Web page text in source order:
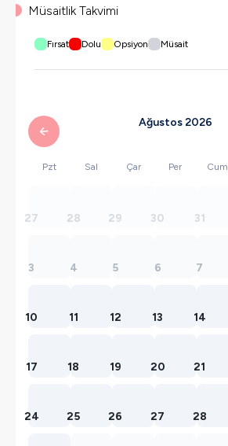
Müsaitlik Takvimi
Fırsat Dolu Opsiyon Müsait
Ağustos 2026
Pzt Sal Çar Per Cum
27 28 29 30 31
3 4 5 6 7
10 11 12 13 14
17 18 19 20 21
24 25 26 27 28